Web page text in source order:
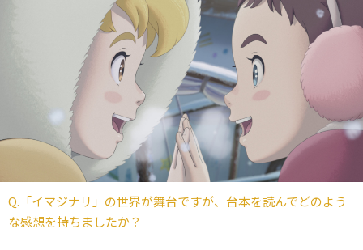
Q.「イマジナリ」の世界が舞台ですが、台本を読んでどのよう
な感想を持ちましたか？